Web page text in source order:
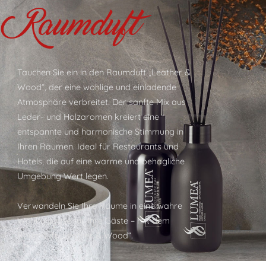
Raumduft
Tauchen Sie ein in den Raumduft „Leather &
Wood“, der eine wohlige und einladende
Atmosphäre verbreitet. Der sanfte Mix aus
Leder- und Holzaromen kreiert eine
entspannte und harmonische Stimmung in
Ihren Räumen. Ideal für Restaurants und
Hotels, die auf eine warme und behagliche
Umgebung Wert legen.
Verwandeln Sie Ihre Räume in eine wahre
Wohlfühloase für Ihre Gäste – mit dem
Raumduft „Leather & Wood“.